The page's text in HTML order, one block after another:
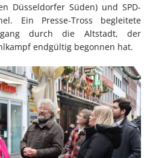
Düsseldorfer Süden) und SPD-
Ein Presse-Tross begleitete
durch die Altstadt, der
endgültig begonnen hat.